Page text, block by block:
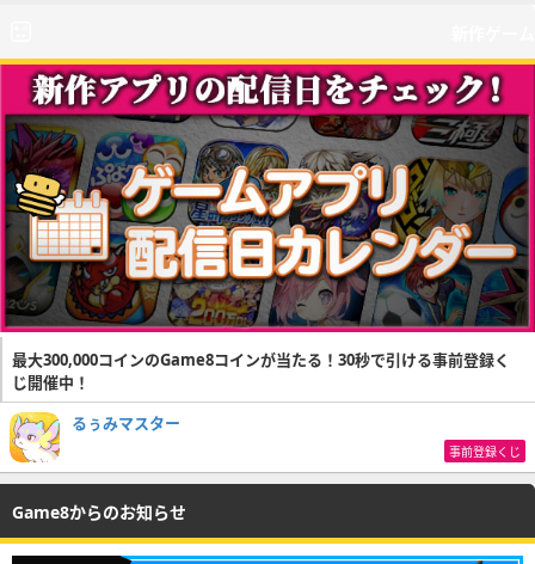
最大300,000コインのGame8コインが当たる！30秒で引ける事前登録く
じ開催中！
るぅみマスター
事前登録くじ
Game8からのお知らせ